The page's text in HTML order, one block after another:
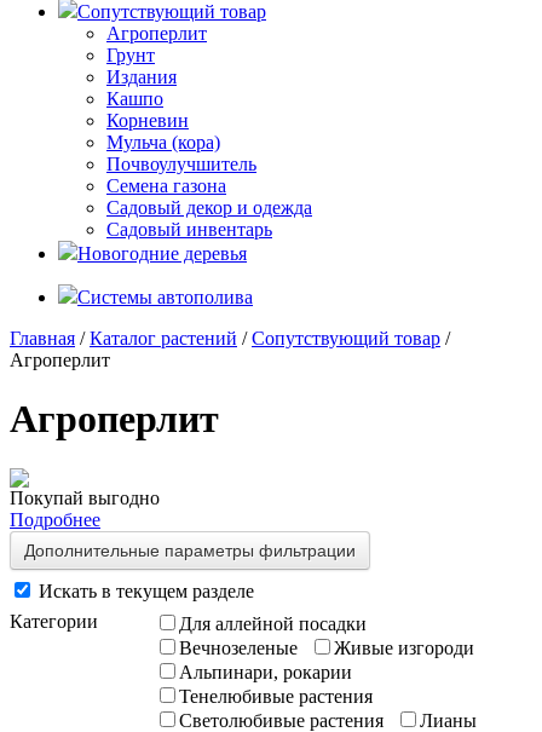
Сопутствующий товар
Агроперлит
Грунт
Издания
Кашпо
Корневин
Мульча (кора)
Почвоулучшитель
Семена газона
Садовый декор и одежда
Садовый инвентарь
Новогодние деревья
Системы автополива
Главная /Каталог растений /Сопутствующий товар /
Агроперлит
Агроперлит
Покупай выгодно
Подробнее
Дополнительные параметры фильтрации
Искать в текущем разделе
Категории
Для аллейной посадки
Вечнозеленые
Живые изгороди
Альпинари, рокарии
Тенелюбивые растения
Светолюбивые растения
Лианы